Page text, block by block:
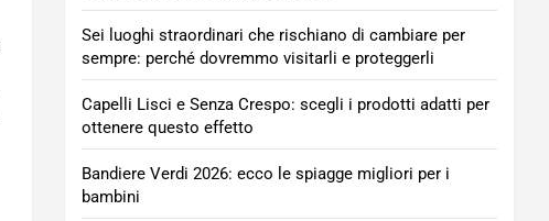
Sei luoghi straordinari che rischiano di cambiare per
sempre: perché dovremmo visitarli e proteggerli
Capelli Lisci e Senza Crespo: scegli i prodotti adatti per
ottenere questo effetto
Bandiere Verdi 2026: ecco le spiagge migliori per i
bambini